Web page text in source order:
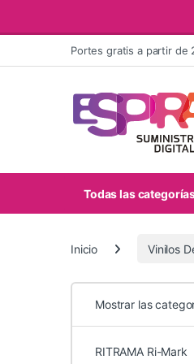
Ir al contenidoPortes gratis a partir de
Todas las
Inicio Vinilos
Mostrar las
RITRAMA Ri-Mark